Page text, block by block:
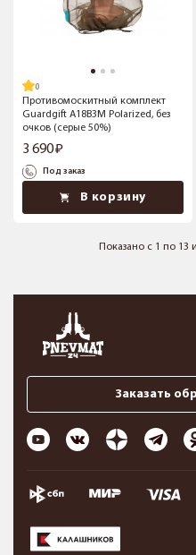
Противомоскитный комплект
Guardgift А18В3М Polarized, без
очков (серые 50%)
3 690
Под заказ
В корзину
Показано с 1 по 13
Заказать